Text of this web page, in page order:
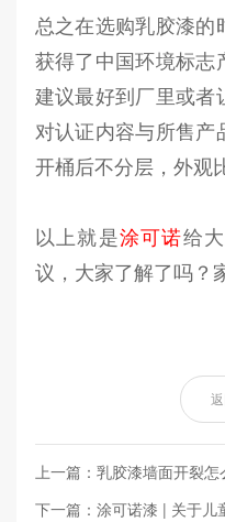
总之在选购乳胶漆的
获得了中国环境标志
建议最好到厂里或者
对认证内容与所售产
开桶后不分层，外观
以上就是涂可诺给
议，大家了解了吗？
上一篇：乳胶漆墙面开裂怎
下一篇：涂可诺漆 | 关于儿